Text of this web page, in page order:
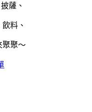
披薩 、
飲料 、
聚聚～